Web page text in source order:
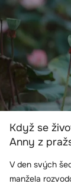
Když se
Anny z
V den svých
manžela